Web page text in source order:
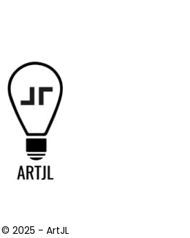
© 2025 - ArtJL